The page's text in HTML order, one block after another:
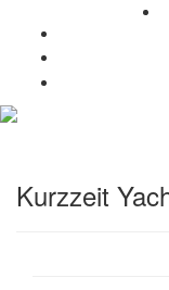
Kurzzeit